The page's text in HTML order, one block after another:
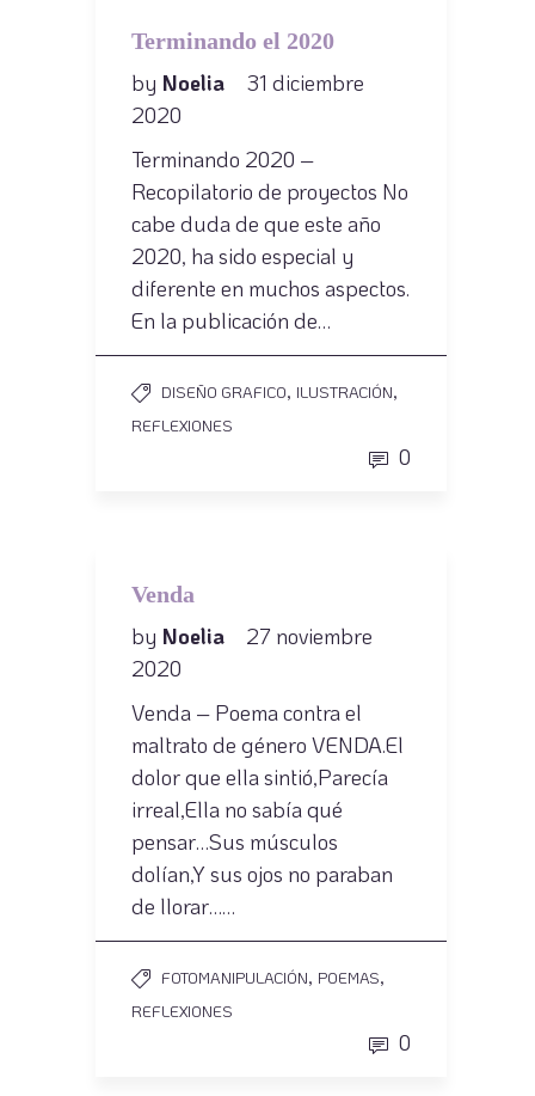
Terminando el 2020
by Noelia
31 diciembre
2020
Terminando 2020 –
Recopilatorio de proyectos No
cabe duda de que este año
2020, ha sido especial y
diferente en muchos aspectos.
En la publicación de…
DISEÑO GRAFICO, ILUSTRACIÓN,
REFLEXIONES
0
Venda
by Noelia
27 noviembre
2020
Venda – Poema contra el
maltrato de género VENDA.El
dolor que ella sintió,Parecía
irreal,Ella no sabía qué
pensar…Sus músculos
dolían,Y sus ojos no paraban
de llorar……
FOTOMANIPULACIÓN, POEMAS,
REFLEXIONES
0